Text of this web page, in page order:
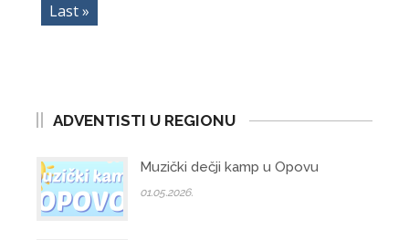
Last »
ADVENTISTI U REGIONU
Muzički dečji kamp u Opovu
01.05.2026.